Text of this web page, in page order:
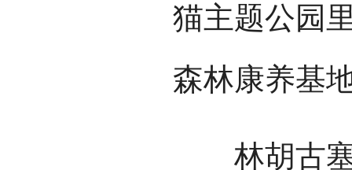
猫主题公园
森林康养基
林胡古塞